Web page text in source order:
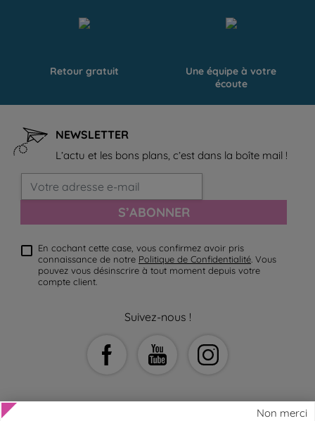
Retour gratuit
Une équipe à votre
écoute
NEWSLETTER
L’actu et les bons plans, c’est dans la boîte mail !
S’ABONNER
En cochant cette case, vous confirmez avoir pris
connaissance de notre Politique de Confidentialité . Vous
pouvez vous désinscrire à tout moment depuis votre
compte client.
Suivez-nous !
Non merci